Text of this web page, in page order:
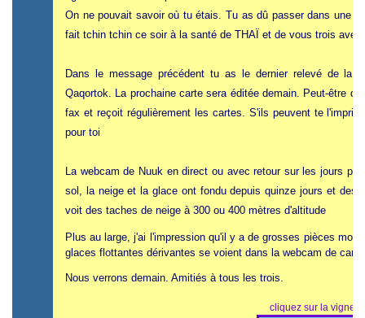
On ne pouvait savoir où tu étais. Tu as dû passer dans une
fait tchin tchin ce soir à la santé de THAÏ et de vous trois
Dans le message précédent tu as le dernier relevé de la
Qaqortok. La prochaine carte sera éditée demain. Peut-être
fax et reçoit régulièrement les cartes. S'ils peuvent te
pour toi
La webcam de Nuuk en direct ou avec retour sur les jours
sol, la neige et la glace ont fondu depuis quinze jours et des
voit des taches de neige à 300 ou 400 mètres d'altitude
Plus au large, j'ai l'impression qu'il y a de grosses pièces
glaces flottantes dérivantes se voient dans la webcam de
Nous verrons demain. Amitiés à tous les trois.
cliquez sur la vignette